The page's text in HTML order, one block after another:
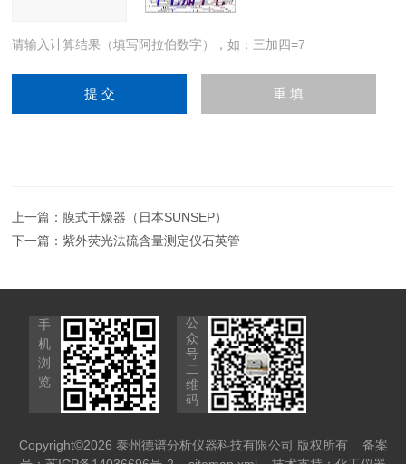
请输入计算结果（填写阿拉伯数字），如：三加四=7
上一篇： 膜式干燥器（日本SUNSEP）
下一篇：紫外荧光法硫含量测定仪石英管
手
机
浏
览
公
众
号
二
维
码
Copyright©2026 泰州德谱分析仪器科技有限公司 版权所有 备案